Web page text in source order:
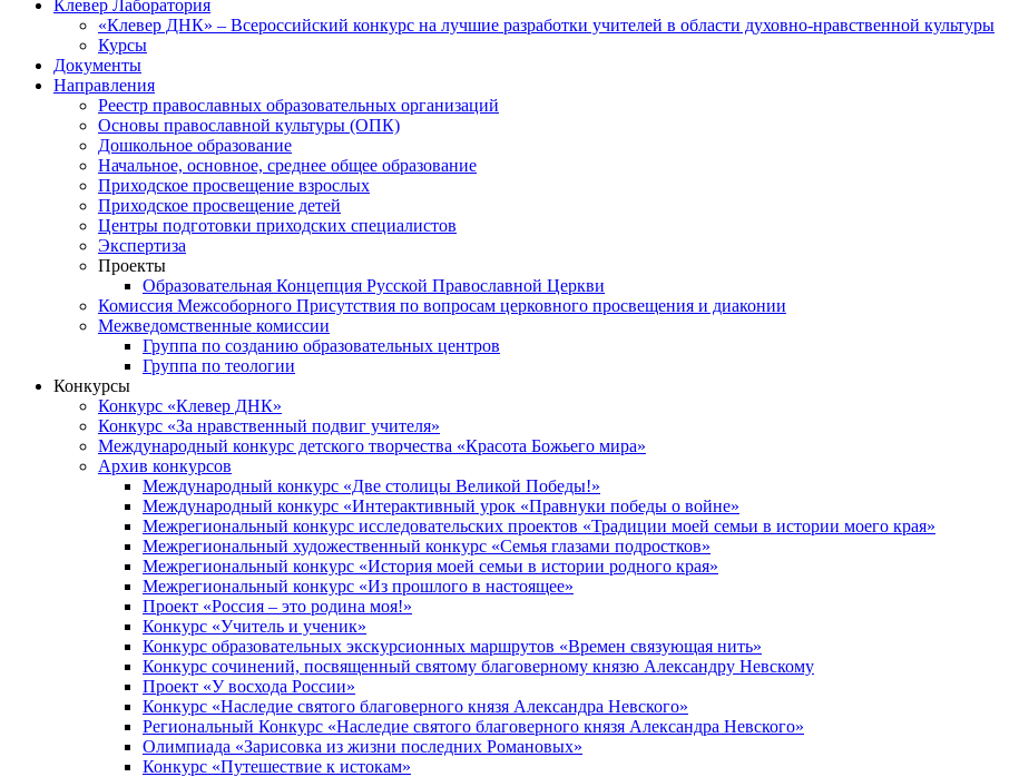
Клевер Лаборатория
«Клевер ДНК» – Всероссийский конкурс на лучшие разработки учителей в области духовно-нравственной культуры
Курсы
Документы
Направления
Реестр православных образовательных организаций
Основы православной культуры (ОПК)
Дошкольное образование
Начальное, основное, среднее общее образование
Приходское просвещение взрослых
Приходское просвещение детей
Центры подготовки приходских специалистов
Экспертиза
Проекты
Образовательная Концепция Русской Православной Церкви
Комиссия Межсоборного Присутствия по вопросам церковного просвещения и диаконии
Межведомственные комиссии
Группа по созданию образовательных центров
Группа по теологии
Конкурсы
Конкурс «Клевер ДНК»
Конкурс «За нравственный подвиг учителя»
Международный конкурс детского творчества «Красота Божьего мира»
Архив конкурсов
Международный конкурс «Две столицы Великой Победы!»
Международный конкурс «Интерактивный урок «Правнуки победы о войне»
Межрегиональный конкурс исследовательских проектов «Традиции моей семьи в истории моего края»
Межрегиональный художественный конкурс «Семья глазами подростков»
Межрегиональный конкурс «История моей семьи в истории родного края»
Межрегиональный конкурс «Из прошлого в настоящее»
Проект «Россия – это родина моя!»
Конкурс «Учитель и ученик»
Конкурс образовательных экскурсионных маршрутов «Времен связующая нить»
Конкурс сочинений, посвященный святому благоверному князю Александру Невскому
Проект «У восхода России»
Конкурс «Наследие святого благоверного князя Александра Невского»
Региональный Конкурс «Наследие святого благоверного князя Александра Невского»
Олимпиада «Зарисовка из жизни последних Романовых»
Конкурс «Путешествие к истокам»